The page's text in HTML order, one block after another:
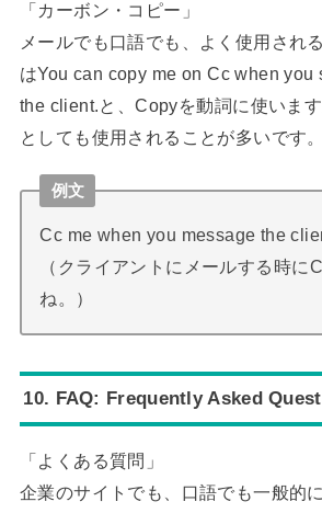
「カーボン・コピー」
メールでも口語でも、よく使用され
はYou can copy me on Cc when you
the client.と、Copyを動詞に使いま
としても使用されることが多いです。
例文
Cc me when you message the
（クライアントにメールする時に
ね。）
10. FAQ: Frequently Asked
「よくある質問」
企業のサイトでも、口語でも一般的